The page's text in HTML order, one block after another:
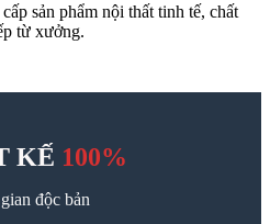
sản phẩm nội thất tinh tế, chất
từ xưởng.
KẾ 100%
độc bản